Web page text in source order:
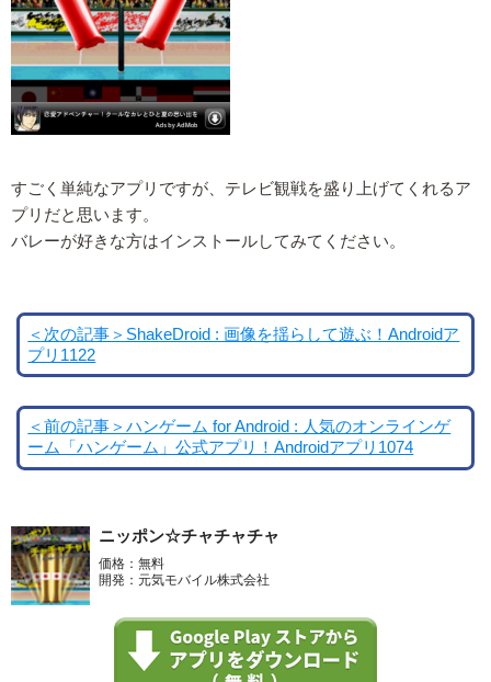
すごく単純なアプリですが、テレビ観戦を盛り上げてくれるア
プリだと思います。
バレーが好きな方はインストールしてみてください。
＜次の記事＞ShakeDroid : 画像を揺らして遊ぶ！Androidア
プリ1122
＜前の記事＞ハンゲーム for Android : 人気のオンラインゲ
ーム「ハンゲーム」公式アプリ！Androidアプリ1074
ニッポン☆チャチャチャ
価格：無料
開発：元気モバイル株式会社